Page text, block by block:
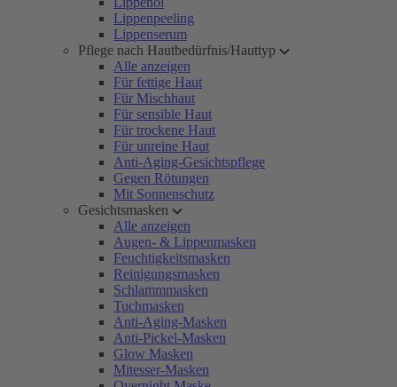
Lippenpeeling
Lippenserum
Pflege nach Hautbedürfnis/Hauttyp
Alle anzeigen
Für fettige Haut
Für Mischhaut
Für sensible Haut
Für trockene Haut
Für unreine Haut
Anti-Aging-Gesichtspflege
Gegen Rötungen
Mit Sonnenschutz
Gesichtsmasken
Alle anzeigen
Augen- & Lippenmasken
Feuchtigkeitsmasken
Reinigungsmasken
Schlammmasken
Tuchmasken
Anti-Aging-Masken
Anti-Pickel-Masken
Glow Masken
Mitesser-Masken